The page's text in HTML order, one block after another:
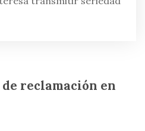
reclamación en